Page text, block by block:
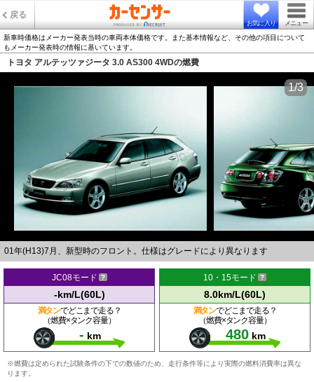
戻る
お気に入り メニュー
新車時価格はメーカー発表当時の車両本体価格です。また基本情報など、その他の項目について
もメーカー発表時の情報に基いています。
トヨタ アルテッツァジータ 3.0 AS300 4WDの燃費
01年(H13)7月、新型時のフロント。仕様はグレードにより異なります
1/3
JC08モード
-km/L(60L)
満タンでどこまで走る？
（燃費×タンク容量）
- km
10・15モード
8.0km/L(60L)
満タンでどこまで走る？
（燃費×タンク容量）
480 km
※燃費は定められた試験条件の下での数値のため、走行条件等により実際の燃料消費率は異な
ります。